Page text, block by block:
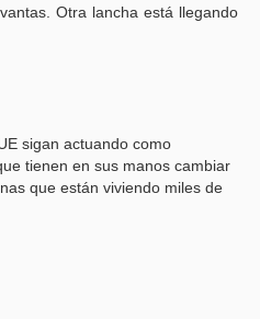
Otra lancha está llegando
sigan actuando como
tienen en sus manos cambiar
que están viviendo miles de